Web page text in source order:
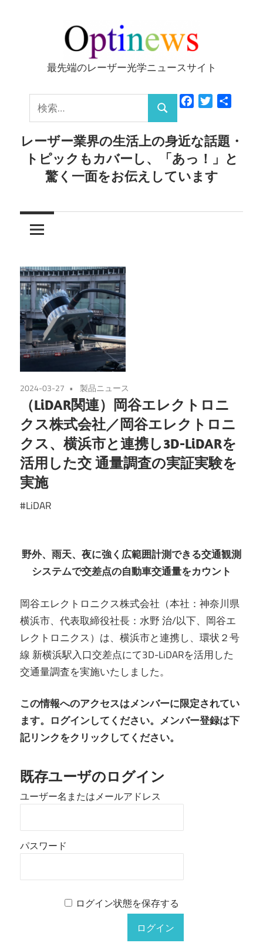
ッ
Optinews
最先端のレーザー光学ニュースサイト
索:
検
索
FacebookTwitter
レーザー業界の生活上の身近な話題・
トピックもカバーし、「あっ！」と
驚く一面をお伝えしています
2024-03-27 製品ニュース
（LiDAR関連）岡⾕エレクトロニ
クス株式会社／岡⾕エレクトロニ
クス、横浜市と連携し3D-LiDARを
活⽤した交 通量調査の実証実験を
実施
#LiDAR
野外、⾬天、夜に強く広範囲計測できる交通観測
システムで交差点の⾃動⾞交通量をカウント
岡⾕エレクトロニクス株式会社（本社：神奈川県
横浜市、代表取締役社⻑：⽔野 治/以下、岡⾕エ
レクトロニクス）は、横浜市と連携し、環状２号
線 新横浜駅⼊⼝交差点にて3D-LiDARを活⽤した
交通量調査を実施いたしました。
この情報へのアクセスはメンバーに限定されてい
ます。ログインしてください。メンバー登録は下
記リンクをクリックしてください。
既存ユーザのログイン
ユーザー名またはメールアドレス
パスワード
ログイン状態を保存する